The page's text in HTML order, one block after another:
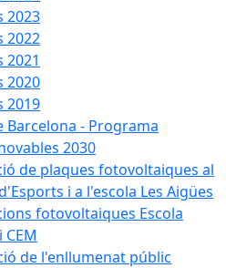
2023
2022
2021
2020
2019
Barcelona - Programa
2030
de plaques fotovoltaiques al
i a l'escola Les Aigües
fotovoltaiques Escola
CEM
de l'enllumenat públic